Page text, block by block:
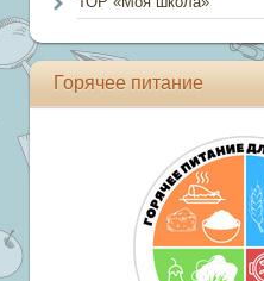
Горячее питание